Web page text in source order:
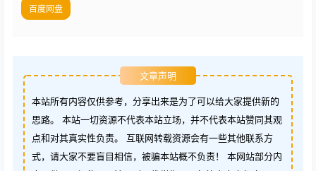
百度网盘
文章声明
本站所有内容仅供参考，分享出来是为了可以给大家提供新的
思路。 本站一切资源不代表本站立场，并不代表本站赞同其观
点和对其真实性负责。 互联网转载资源会有一些其他联系方
式，请大家不要盲目相信，被骗本站概不负责！ 本网站部分内